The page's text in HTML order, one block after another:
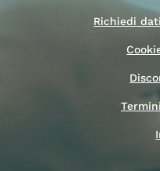
Richiedi